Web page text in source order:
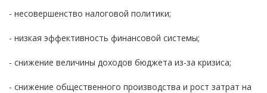
- несовершенство налоговой политики;
- низкая эффективность финансовой системы;
- снижение величины доходов бюджета из-за кризиса;
- снижение общественного производства и рост затрат на